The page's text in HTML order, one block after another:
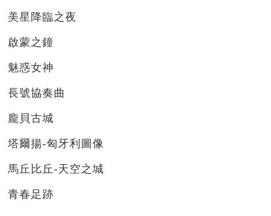
美星降臨之夜
啟蒙之鐘
魅惑女神
長號協奏曲
龐貝古城
塔爾揚-匈牙利圖像
馬丘比丘-天空之城
青春足跡